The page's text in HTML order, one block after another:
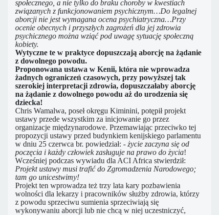
społecznego, a nie tylko do braku choroby w kwestiach
związanych z funkcjonowaniem psychicznym…Do legalnej
aborcji nie jest wymagana ocena psychiatryczna…Przy
ocenie obecnych i przyszłych zagrożeń dla jej zdrowia
psychicznego można wziąć pod uwagę sytuację społeczną
kobiety.
Wytyczne te w praktyce dopuszczają aborcję na żądanie
z dowolnego powodu.
Proponowana ustawa w Kenii, która nie wprowadza
żadnych ograniczeń czasowych, przy powyższej tak
szerokiej interpretacji zdrowia, dopuszczałaby aborcję
na żądanie z dowolnego powodu aż do urodzenia się
dziecka!
Chris Wamalwa, poseł okręgu Kiminini, potępił projekt
ustawy przede wszystkim za inicjowanie go przez
organizacje międzynarodowe. Przemawiając przeciwko tej
propozycji ustawy przed budynkiem kenijskiego parlamentu
w dniu 25 czerwca br. powiedział: - życie zaczyna się od
poczęcia i każdy człowiek zasługuje na prawo do życia!
Wcześniej podczas wywiadu dla ACI Africa stwierdził:
Projekt ustawy musi trafić do Zgromadzenia Narodowego;
tam go unicestwimy!
Projekt ten wprowadza też trzy lata kary pozbawienia
wolności dla lekarzy i pracowników służby zdrowia, którzy
z powodu sprzeciwu sumienia sprzeciwiają się
wykonywaniu aborcji lub nie chcą w niej uczestniczyć,